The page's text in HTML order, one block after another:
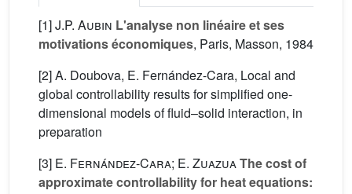
[1]J.P. Aubin L'analyse non linéaire et ses
motivations économiques, Paris, Masson, 1984
[2] A. Doubova, E. Fernández-Cara, Local and
global controllability results for simplified one-
dimensional models of fluid–solid interaction, in
preparation
[3] E. Fernández-Cara; E. ZuazuaThe cost of
approximate controllability for heat equations: